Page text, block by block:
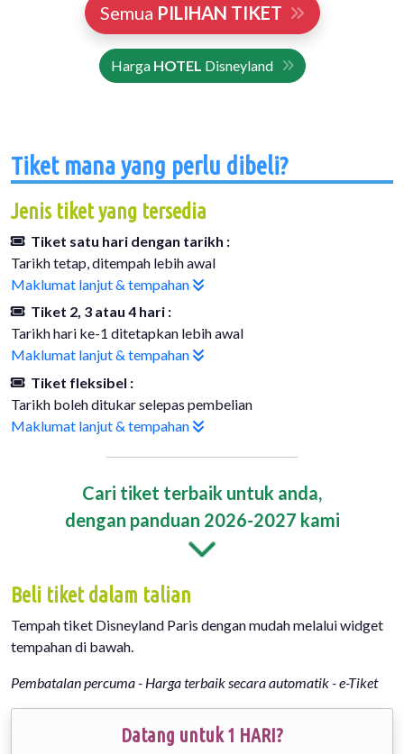
Semua PILIHAN TIKET
Harga HOTEL Disneyland
Tiket mana yang perlu dibeli?
Jenis tiket yang tersedia
Tiket satu hari dengan tarikh :
Tarikh tetap, ditempah lebih awal
Maklumat lanjut & tempahan
Tiket 2, 3 atau 4 hari :
Tarikh hari ke-1 ditetapkan lebih awal
Maklumat lanjut & tempahan
Tiket fleksibel :
Tarikh boleh ditukar selepas pembelian
Maklumat lanjut & tempahan
Cari tiket terbaik untuk anda,
dengan panduan 2026-2027 kami
Beli tiket dalam talian
Tempah tiket Disneyland Paris dengan mudah melalui widget
tempahan di bawah.
Pembatalan percuma - Harga terbaik secara automatik - e-Tiket
Datang untuk 1 HARI?